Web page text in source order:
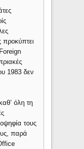
1983 δεν
όλη τη
τους
παρά